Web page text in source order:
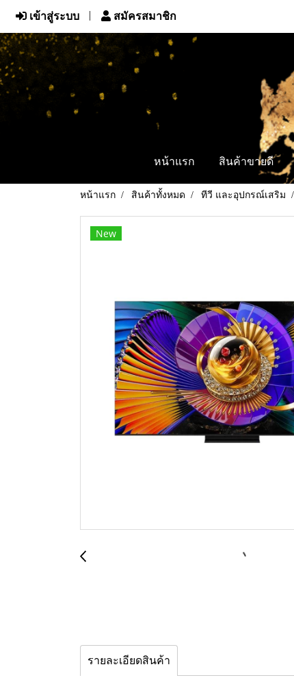
เข้าสู่ระบบ สมัครสมาชิก
หน้าแรก สินค้าขายดี
หน้าแรก สินค้าทั้งหมด ทีวี และอุปกรณ์เสริม
New
รายละเอียดสินค้า